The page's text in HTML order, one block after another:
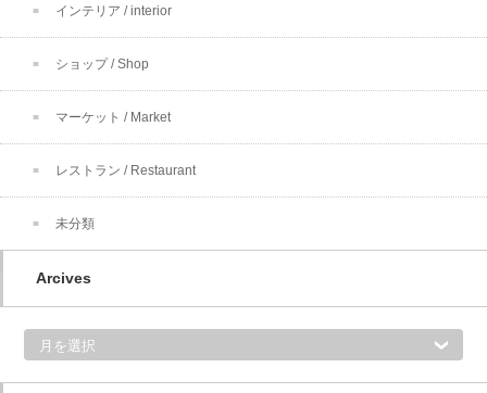
インテリア / interior
ショップ / Shop
マーケット / Market
レストラン / Restaurant
未分類
Arcives
e